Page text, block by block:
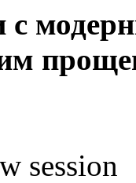
с
session